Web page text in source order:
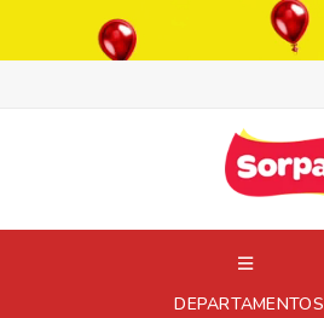
DEPARTAMENTOS